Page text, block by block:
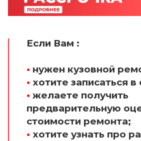
Если Вам :
• нужен кузовной
• хотите записаться в
• желаете получить
предварительную
стоимости ремонта;
• хотите узнать про